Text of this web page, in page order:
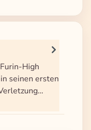
High
seinen ersten